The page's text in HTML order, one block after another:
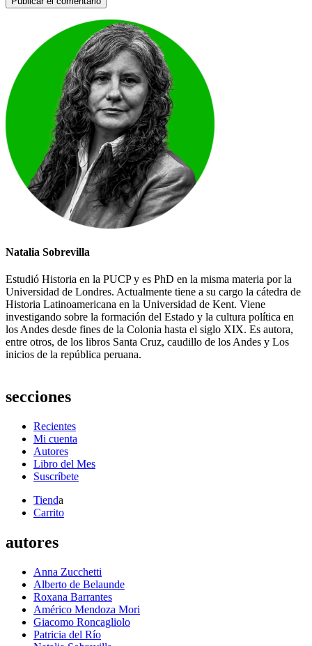
Natalia Sobrevilla
Estudió Historia en la PUCP y es PhD en la misma materia por la
Universidad de Londres. Actualmente tiene a su cargo la cátedra de
Historia Latinoamericana en la Universidad de Kent. Viene
investigando sobre la formación del Estado y la cultura política en
los Andes desde fines de la Colonia hasta el siglo XIX. Es autora,
entre otros, de los libros Santa Cruz, caudillo de los Andes y Los
inicios de la república peruana.
secciones
Recientes
Mi cuenta
Autores
Libro del Mes
Suscríbete
Tienda
Carrito
autores
Anna Zucchetti
Alberto de Belaunde
Roxana Barrantes
Américo Mendoza Mori
Giacomo Roncagliolo
Patricia del Río